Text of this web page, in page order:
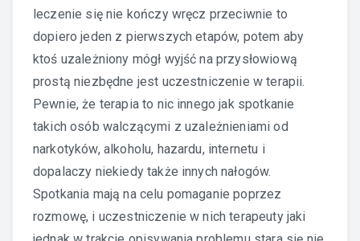
leczenie się nie kończy wręcz przeciwnie to
dopiero jeden z pierwszych etapów, potem aby
ktoś uzależniony mógł wyjść na przysłowiową
prostą niezbędne jest uczestniczenie w terapii.
Pewnie, że terapia to nic innego jak spotkanie
takich osób walczącymi z uzależnieniami od
narkotyków, alkoholu, hazardu, internetu i
dopalaczy niekiedy także innych nałogów.
Spotkania mają na celu pomaganie poprzez
rozmowę, i uczestniczenie w nich terapeuty jaki